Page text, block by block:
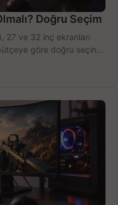
Doğru Seçim
27 ve 32 inç ekranları
göre doğru seçin,